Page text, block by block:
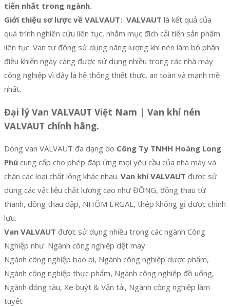
tiến nhất trong ngành.
Giới thiệu sơ lược về VALVAUT: VALVAUT là kết quả của
quá trình nghiên cứu liên tục, nhằm mục đích cải tiến sản phẩm
liên tục. Van tự động sử dụng năng lượng khí nén làm bộ phận
điều khiển ngày càng được sử dụng nhiều trong các nhà máy
công nghiệp vì đây là hệ thống thiết thực, an toàn và mạnh mẽ
nhất.
Đại lý Van VALVAUT Việt Nam | Van khí nén
VALVAUT chính hãng.
Dòng van VALVAUT đa dạng do Công Ty TNHH Hoàng Long
Phú cung cấp cho phép đáp ứng mọi yêu cầu của nhà máy và
chặn các loại chất lỏng khác nhau. Van khí VALVAUT được sử
dụng các vật liệu chất lượng cao như ĐỒNG, đồng thau từ
thanh, đồng thau dập, NHÔM ERGAL, thép không gỉ được chỉnh
lưu.
Van VALVAUT được sử dụng nhiều trong các ngành Công
Nghiệp như: Ngành công nghiệp dệt may
Ngành công nghiệp bao bì, Ngành công nghiệp dược phẩm,
Ngành công nghiệp thực phẩm, Ngành công nghiệp đồ uống,
Ngành đóng tàu, Xe buýt & Vận tải, Ngành công nghiệp làm
tuyết